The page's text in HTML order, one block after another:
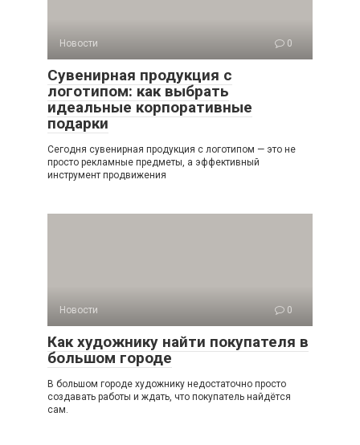
Новости 0
Сувенирная продукция с
логотипом: как выбрать
идеальные корпоративные
подарки
Сегодня сувенирная продукция с логотипом — это не
просто рекламные предметы, а эффективный
инструмент продвижения
Новости 0
Как художнику найти покупателя в
большом городе
В большом городе художнику недостаточно просто
создавать работы и ждать, что покупатель найдётся
сам.